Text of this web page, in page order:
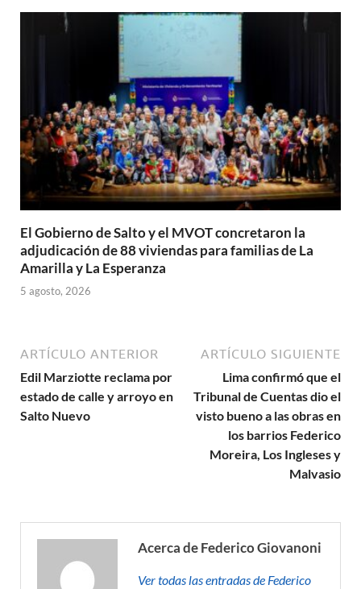
El Gobierno de Salto y el MVOT concretaron la
adjudicación de 88 viviendas para familias de La
Amarilla y La Esperanza
5 agosto, 2026
ARTÍCULO ANTERIOR
Edil Marziotte reclama por
estado de calle y arroyo en
Salto Nuevo
ARTÍCULO SIGUIENTE
Lima confirmó que el
Tribunal de Cuentas dio el
visto bueno a las obras en
los barrios Federico
Moreira, Los Ingleses y
Malvasio
Acerca de Federico Giovanoni
Ver todas las entradas de Federico